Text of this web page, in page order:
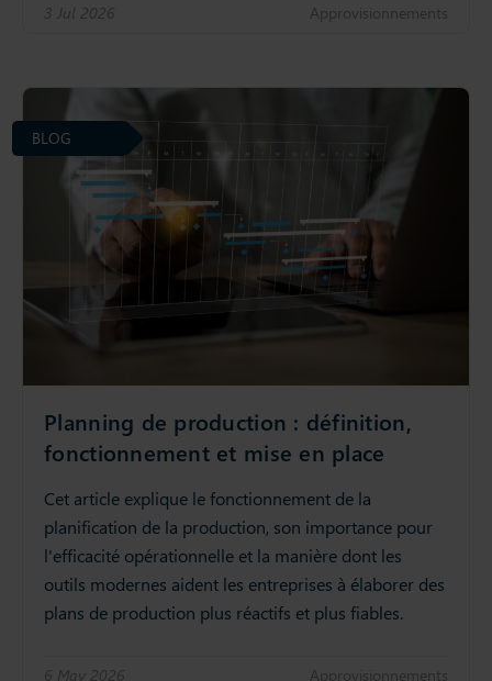
3 Jul 2026 Approvisionnements
Planning de production : définition,
fonctionnement et mise en place
Cet article explique le fonctionnement de la
planification de la production, son importance pour
l'efficacité opérationnelle et la manière dont les
outils modernes aident les entreprises à élaborer des
plans de production plus réactifs et plus fiables.
6 May 2026 Approvisionnements
BLOG